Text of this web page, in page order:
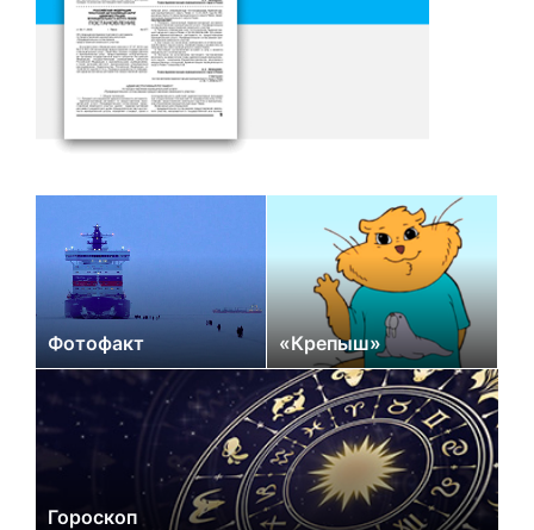
Фотофакт «Крепыш»
Гороскоп